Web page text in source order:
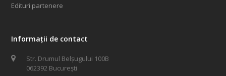
Edituri partenere
Informații de contact
Str. Drumul Belșugului 100B
062392 București